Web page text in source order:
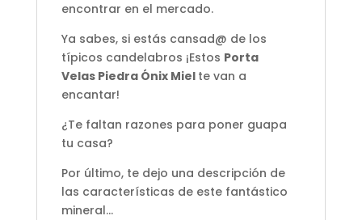
encontrar en el mercado.
Ya sabes, si estás cansad@ de los
típicos candelabros ¡Estos Porta
Velas Piedra Ónix Miel te van a
encantar!
¿Te faltan razones para poner guapa
tu casa?
Por último, te dejo una descripción de
las características de este fantástico
mineral…